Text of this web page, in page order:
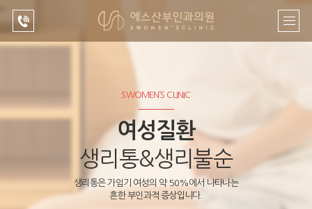
병원 둘
러보기
생리불순
부정출혈
질염/방
광염/골반
염
전검진
자궁경부
암검진/백
신
SWOMEN’S CLINIC
여성질환
생리통&생리불순
생리통은 가임기 여성의 약 50%에서 나타나는
흔한 부인과적 증상입니다.